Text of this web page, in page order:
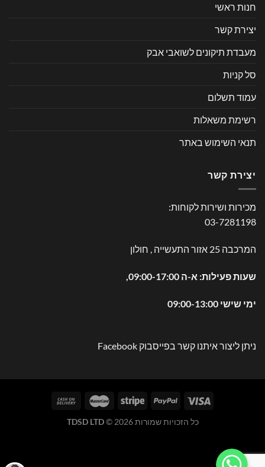
חנות ראשי
יצירת קשר
מעבדת תיקונים לשואבי אבק
סל קניות
עמוד תשלום
רשימת משאלות
תנאי השימוש באתר
יצירת קשר
מכירות ושירות לקוחות:
03-7281198
המרכבה 25 אזור התעשייה , חולון
שעות פעילות: א-ה 09:00-17:00,
ימי שישי 09:00-13:00
ניתן ליצור איתנו קשר בפייסבוק Facebook
כל הזכויות שמורות 2026 © TDSD LTD
WhatsApp